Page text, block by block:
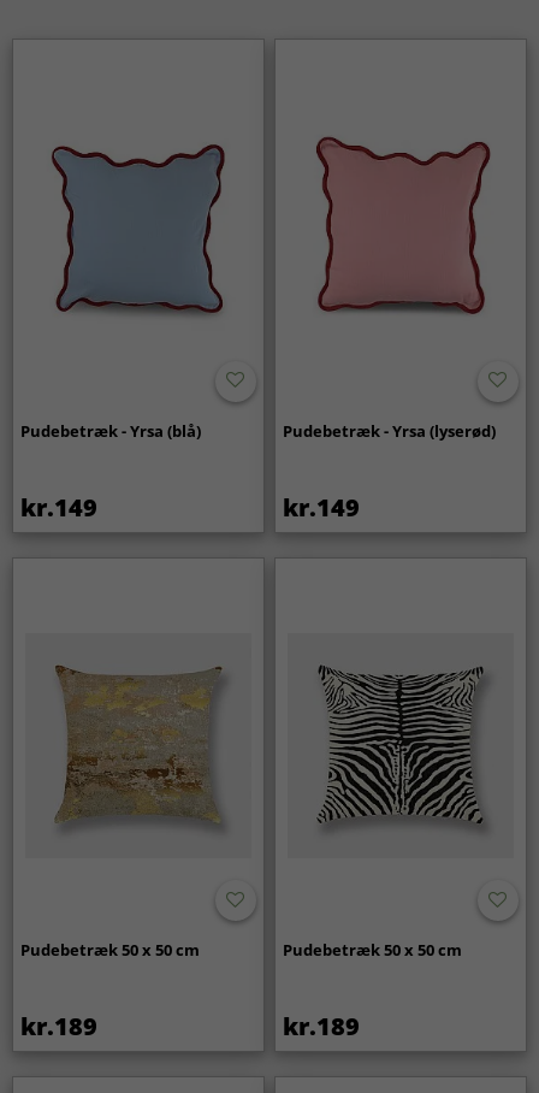
Pudebetræk - Yrsa (blå)
kr.149
Pudebetræk - Yrsa (lyserød)
kr.149
Pudebetræk 50 x 50 cm
kr.189
Pudebetræk 50 x 50 cm
kr.189